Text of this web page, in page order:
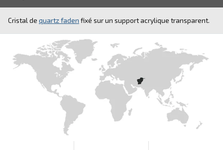
Cristal de quartz faden fixé sur un support acrylique transparent.